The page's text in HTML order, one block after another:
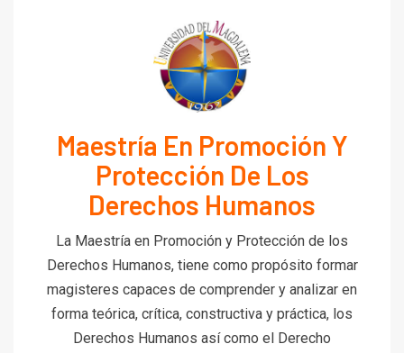
Maestría En Promoción Y
Protección De Los
Derechos Humanos
La Maestría en Promoción y Protección de los
Derechos Humanos, tiene como propósito formar
magisteres capaces de comprender y analizar en
forma teórica, crítica, constructiva y práctica, los
Derechos Humanos así como el Derecho